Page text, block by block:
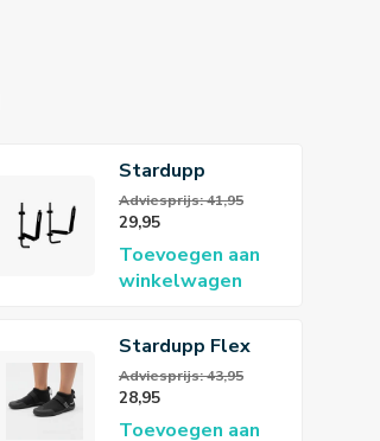
Stardupp
SUP/Kayak Wall
Rack
Adviesprijs: 41,95
29,95
Toevoegen aan
winkelwagen
Stardupp Flex
Neopreen 3mm
Schoenen
Adviesprijs: 43,95
28,95
Toevoegen aan